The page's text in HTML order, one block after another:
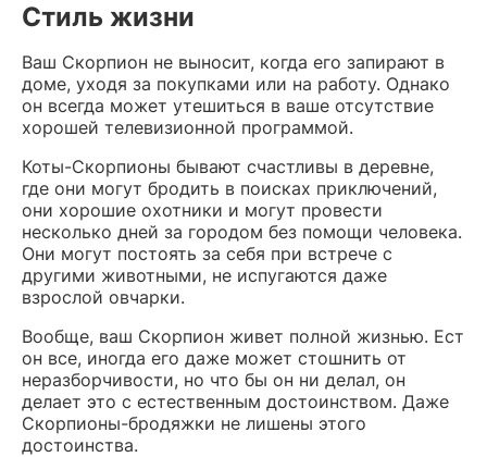
Стиль жизни
Ваш Скорпион не выносит, когда его запирают в
доме, уходя за покупками или на работу. Однако
он всегда может утешиться в ваше отсутствие
хорошей телевизионной программой.
Коты-Скорпионы бывают счастливы в деревне,
где они могут бродить в поисках приключений,
они хорошие охотники и могут провести
несколько дней за городом без помощи человека.
Они могут постоять за себя при встрече с
другими животными, не испугаются даже
взрослой овчарки.
Вообще, ваш Скорпион живет полной жизнью. Ест
он все, иногда его даже может стошнить от
неразборчивости, но что бы он ни делал, он
делает это с естественным достоинством. Даже
Скорпионы-бродяжки не лишены этого
достоинства.